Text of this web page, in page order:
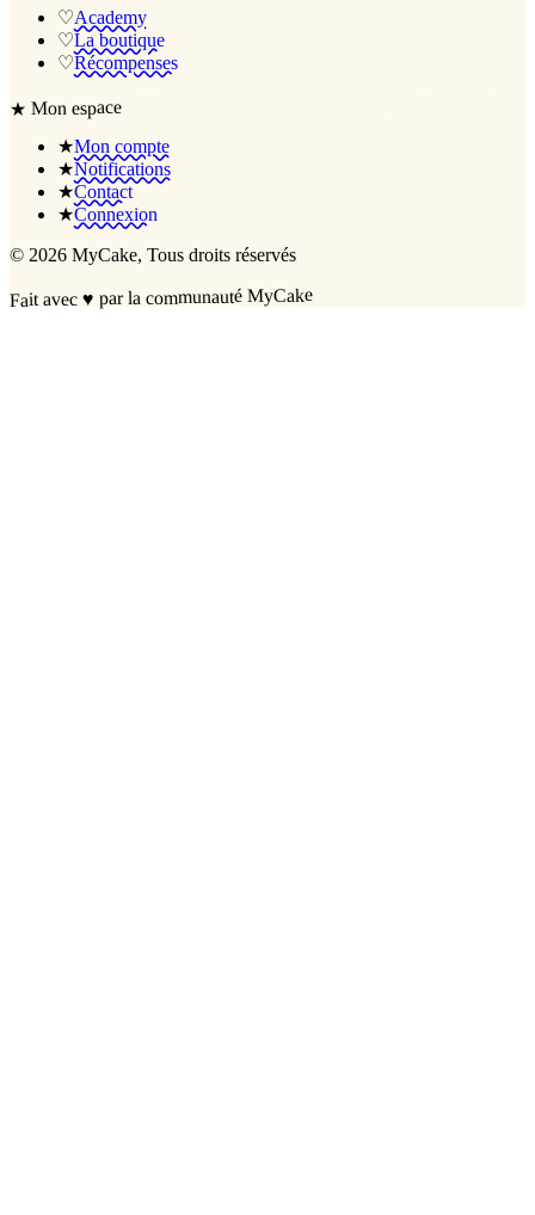
♡Academy
♡La boutique
♡Récompenses
★Mon espace
★Mon compte
★Notifications
★Contact
★Connexion
© 2026 MyCake, Tous droits réservés
Fait avec♥ par la communauté MyCake